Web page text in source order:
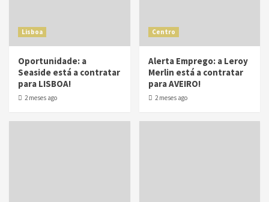
Lisboa
Oportunidade: a
Seaside está a contratar
para LISBOA!
2 meses ago
Centro
Alerta Emprego: a Leroy
Merlin está a contratar
para AVEIRO!
2 meses ago